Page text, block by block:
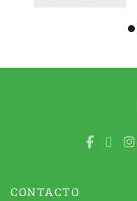
CONTACTO